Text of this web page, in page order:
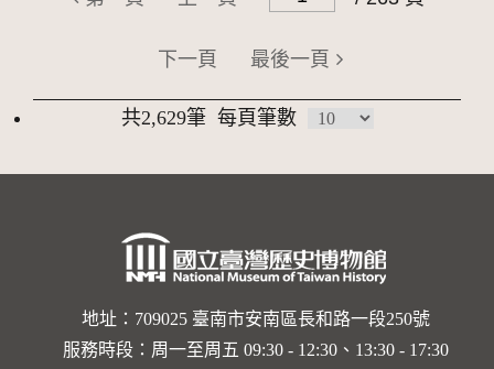
下一頁 最後一頁
共2,629筆 每頁筆數
地址：709025 臺南市安南區長和路一段250號
服務時段：周一至周五 09:30 - 12:30、13:30 - 17:30